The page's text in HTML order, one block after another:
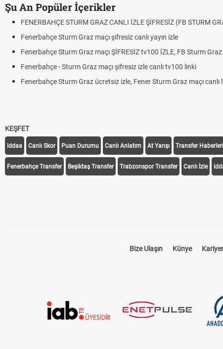
Şu An Popüler İçerikler
FENERBAHÇE STURM GRAZ CANLI İZLE ŞİFRESİZ (FB STURM
Fenerbahçe Sturm Graz maçı şifresiz canlı yayın izle
Fenerbahçe Sturm Graz maçı ŞİFRESİZ tv100 İZLE, FB Sturm
Fenerbahçe - Sturm Graz maçı şifresiz izle canlı tv100 linki
Fenerbahçe Sturm Graz ücretsiz izle, Fener Sturm Graz maçı canlı
KEŞFET
iddaa Canlı Skor Puan Durumu Canlı Anlatım At Yarışı Transfer Haberleri
Fenerbahçe Transfer Beşiktaş Transfer Trabzonspor Transfer Canlı İzle
Bize Ulaşın Künye Kariyer